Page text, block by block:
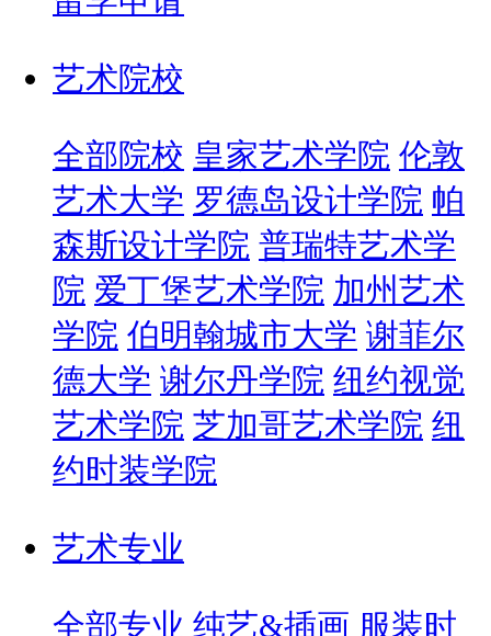
艺术院校
全部院校 皇家艺术学院 伦敦
艺术大学 罗德岛设计学院 帕
森斯设计学院 普瑞特艺术学
院 爱丁堡艺术学院 加州艺术
学院 伯明翰城市大学 谢菲尔
德大学 谢尔丹学院 纽约视觉
艺术学院 芝加哥艺术学院 纽
约时装学院
艺术专业
全部专业 纯艺&插画 服装时